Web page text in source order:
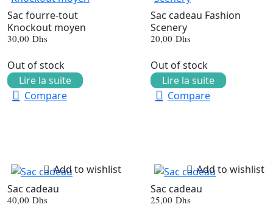
Sac fourre-tout
Knockout moyen
30,00 Dhs
Out of stock
Lire la suite
Compare
Sac cadeau Fashion
Scenery
20,00 Dhs
Out of stock
Lire la suite
Compare
Add to wishlist
Sac cadeau
40,00 Dhs
Add to wishlist
Sac cadeau
25,00 Dhs